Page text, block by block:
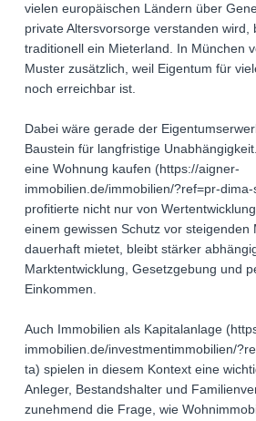
vielen europäischen Ländern über
private Altersvorsorge verstanden wird,
traditionell ein Mieterland. In München
Muster zusätzlich, weil Eigentum für
noch erreichbar ist.
Dabei wäre gerade der
Baustein für langfristige
eine Wohnung kaufen (https://aigner-
immobilien.de/immobilien/?ref=pr-
profitierte nicht nur von
einem gewissen Schutz vor steigenden
dauerhaft mietet, bleibt stärker
Marktentwicklung, Gesetzgebung und
Einkommen.
Auch Immobilien als Kapitalanlage
immobilien.de/investmentimmobilien/
ta) spielen in diesem Kontext eine
Anleger, Bestandshalter und
zunehmend die Frage, wie